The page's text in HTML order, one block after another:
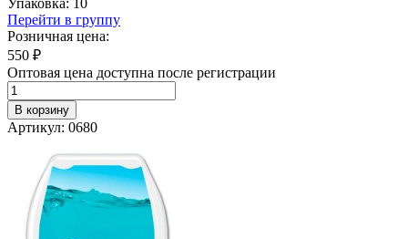
Перейти в группу
Розничная цена:
550 ₽
Оптовая цена доступна после регистрации
В корзину
Артикул: 0680